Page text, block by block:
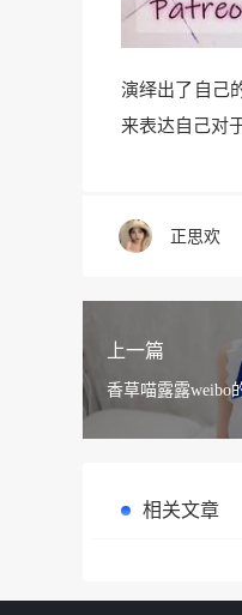
演绎出了自己
来表达自己对
正思欢
上一篇
香草喵露露weibo
相关文章